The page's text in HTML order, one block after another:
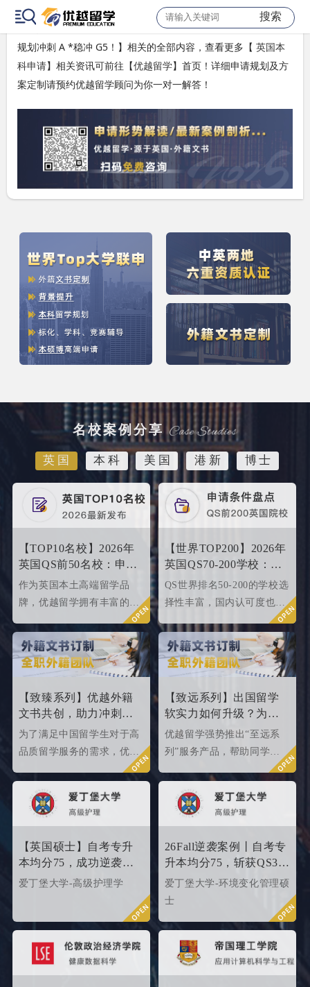
搜索
以上是【【英国本科】爱德思10月大考时间正式敲定，暑期高效
规划冲刺 A *稳冲 G5！ 】相关的全部内容，查看更多【 英国本
科申请】相关资讯可前往【优越留学】首页！详细申请规划及方
案定制请预约优越留学顾问为你一对一解答！
名校案例分享
英国 本科 美国 港新 博士
【TOP10名校】2026年
英国QS前50名校：申请
条件终极大盘点！
作为英国本土高端留学品
牌，优越留学拥有丰富的名
校申请成功案例，借此篇文
章为大家盘点英国top 10名
校2024年申请条件，给正在
准备25fall硕士申请的同学
们提供有力参考。
【世界TOP200】2026年
英国QS70-200学校：申
请条件大盘点
QS世界排名50-200的学校选
择性丰富，国内认可度也很
高，所以今天优越就来给大
家盘点一下25fallQS前50-
000内英国院校的申请条件
如何。
【致臻系列】优越外籍
文书共创，助力冲刺世
界名校硕士offer！
为了满足中国留学生对于高
品质留学服务的需求，优越
留学推出了更适合世界名校
服务产品。该留学服务产品
以外籍文书高端定制为核
心，覆盖英、美、港、澳、
新等留学多地域，包含本科/
在帮助更多学生拿下理想院
门，从外籍文书高端定制开
始！
【致远系列】出国留学
软实力如何升级？为
2026/2027fall冲刺度身定
制！
优越留学强势推出“至远系
列”服务产品，帮助同学们
【英国硕士】自考专升
本均分75，成功逆袭
QS34爱丁堡高级护理硕
爱丁堡大学-高级护理学
26Fall逆袭案例丨自考专
升本均分75，斩获QS35
爱丁堡高级护理硕士！
爱丁堡大学-环境变化管理硕
士